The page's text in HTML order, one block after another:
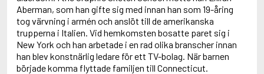
Aberman, som han gifte sig med innan han som 19-åring
tog värvning i armén och anslöt till de amerikanska
trupperna i Italien. Vid hemkomsten bosatte paret sig i
New York och han arbetade i en rad olika branscher innan
han blev konstnärlig ledare för ett TV-bolag. När barnen
började komma flyttade familjen till Connecticut.